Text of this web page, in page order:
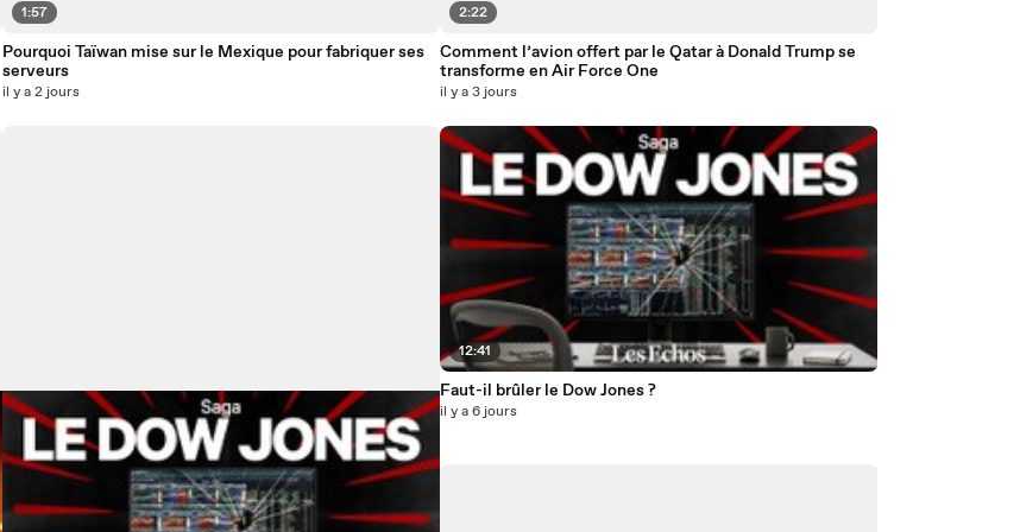
1:57
Pourquoi Taïwan mise sur le Mexique pour fabriquer ses
serveurs
il y a 2 jours
2:22
Comment l’avion offert par le Qatar à Donald Trump se
transforme en Air Force One
il y a 3 jours
12:41
Faut-il brûler le Dow Jones ?
il y a 6 jours